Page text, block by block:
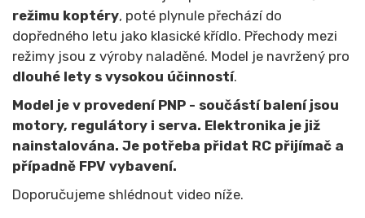
režimu koptéry, poté plynule přechází do
dopředného letu jako klasické křídlo. Přechody mezi
režimy jsou z výroby naladěné. Model je navržený pro
dlouhé lety s vysokou účinností.
Model je v provedení PNP - součástí balení jsou
motory, regulátory i serva. Elektronika je již
nainstalována. Je potřeba přidat RC přijímač a
případně FPV vybavení.
Doporučujeme shlédnout video níže.